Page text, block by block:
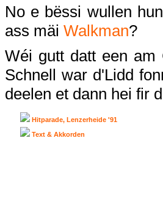
No e bëssi wullen
ass mäi Walkman?
Wéi gutt datt een am
Schnell war d'Lidd
deelen et dann hei fir
Hitparade, Lenzerheide '91
Text & Akkorden